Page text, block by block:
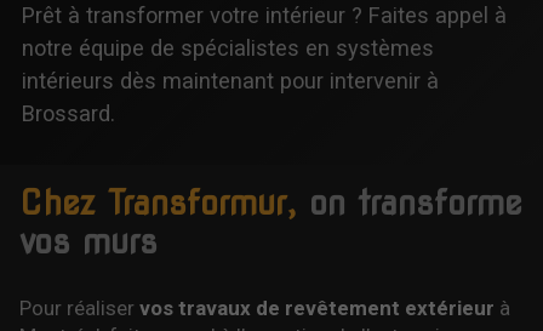
Prêt à transformer votre intérieur ? Faites appel à
notre équipe de spécialistes en systèmes
intérieurs dès maintenant pour intervenir à
Brossard.
Chez Transformur, on transforme
vos murs
Pour réaliser vos travaux de revêtement extérieur à